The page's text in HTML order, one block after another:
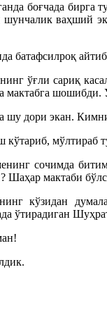
боғчада
шунчалик ваҳший
батафсилроқ
ўғли сариқ
мактабга шошибди.
дори экан.
мўлтираб
сочимда
Шаҳар мактаби
кўзидан
ўтирадиган